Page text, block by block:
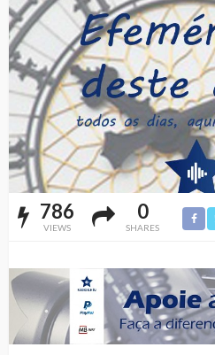
786
VIEWS
0
SHARES